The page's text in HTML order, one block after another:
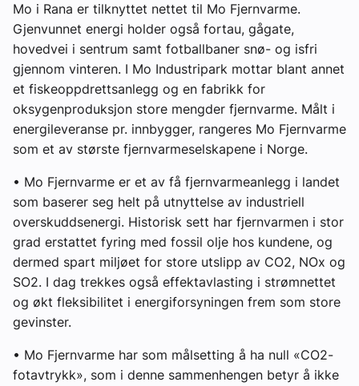
Mo i Rana er tilknyttet nettet til Mo Fjernvarme.
Gjenvunnet energi holder også fortau, gågate,
hovedvei i sentrum samt fotballbaner snø- og isfri
gjennom vinteren. I Mo Industripark mottar blant annet
et fiskeoppdrettsanlegg og en fabrikk for
oksygenproduksjon store mengder fjernvarme. Målt i
energileveranse pr. innbygger, rangeres Mo Fjernvarme
som et av største fjernvarmeselskapene i Norge.
• Mo Fjernvarme er et av få fjernvarmeanlegg i landet
som baserer seg helt på utnyttelse av industriell
overskuddsenergi. Historisk sett har fjernvarmen i stor
grad erstattet fyring med fossil olje hos kundene, og
dermed spart miljøet for store utslipp av CO2, NOx og
SO2. I dag trekkes også effektavlasting i strømnettet
og økt fleksibilitet i energiforsyningen frem som store
gevinster.
• Mo Fjernvarme har som målsetting å ha null «CO2-
fotavtrykk», som i denne sammenhengen betyr å ikke